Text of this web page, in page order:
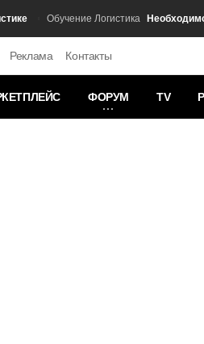
Обучение Логистика Необходимость
Реклама Контакты
ФОРУМ TV